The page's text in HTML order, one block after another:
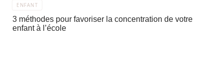
ENFANT
3 méthodes pour favoriser la concentration de votre
enfant à l’école